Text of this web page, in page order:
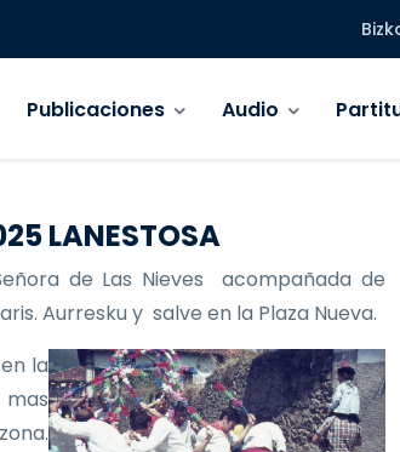
Publicaciones Audio
LANESTOSA
de Las Nieves acompañada de
Aurresku y salve en la Plaza Nueva.
la